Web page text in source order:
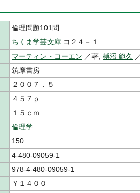
倫理問題101問
ちくま学芸文庫 コ２４－１
マーティン・コーエン ／著, 榑沼 範久
筑摩書房
２００７．５
４５７ｐ
１５ｃｍ
倫理学
150
4-480-09059-1
978-4-480-09059-1
￥１４００